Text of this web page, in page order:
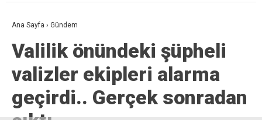
Ana Sayfa › Gündem
Valilik önündeki şüpheli
valizler ekipleri alarma
geçirdi.. Gerçek sonradan